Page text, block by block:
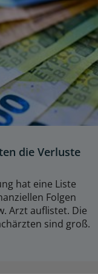
die Verluste
hat eine Liste
Folgen
Arzt auflistet. Die
sind groß.